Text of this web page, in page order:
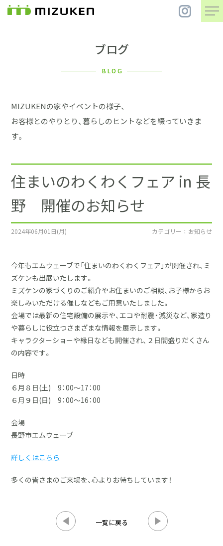
住 宅
まちづくり
会社案内
施工事例
採用情報
イベント
ショールーム
ブログ
ブログ
BLOG
MIZUKENの家やイベントの様子、
お客様とのやりとり、暮らしのヒントなどを綴っていきま
す。
住まいのわくわくフェア in 長
野 開催のお知らせ
2024年06月01日(月) カテゴリー ： お知らせ
今年もエムウェーブで「住まいのわくわくフェア」が開催され、ミ
ズケンも出展いたします。
ミズケンの家づくりのご紹介やお住まいのご相談、お子様からお
楽しみいただける催しなどもご用意いたしました。
会場では最新の住宅設備の展示や、エコや耐震・減災など、家造り
や暮らしに役立つさまざまな情報を展示します。
キャラクターショーや縁日なども開催され、２日間盛りだくさん
の内容です。
日時
６月８日(土) 9：00～17：00
６月９日(日) 9：00～16：00
会場
長野市エムウェーブ
詳しくはこちら
多くの皆さまのご来場を、心よりお待ちしています！
一覧に戻る